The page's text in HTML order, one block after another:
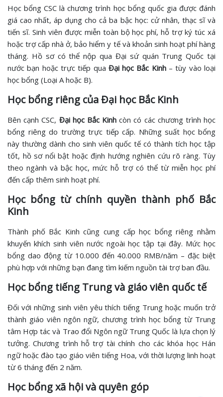
Học bổng CSC là chương trình học bổng quốc gia được đánh
giá cao nhất, áp dụng cho cả ba bậc học: cử nhân, thạc sĩ và
tiến sĩ. Sinh viên được miễn toàn bộ học phí, hỗ trợ ký túc xá
hoặc trợ cấp nhà ở, bảo hiểm y tế và khoản sinh hoạt phí hàng
tháng. Hồ sơ có thể nộp qua Đại sứ quán Trung Quốc tại
nước bạn hoặc trực tiếp qua Đại học Bắc Kinh– tùy vào loại
học bổng (Loại A hoặc B).
Học bổng riêng của Đại học Bắc Kinh
Bên cạnh CSC, Đại học Bắc Kinh còn có các chương trình học
bổng riêng do trường trực tiếp cấp. Những suất học bổng
này thường dành cho sinh viên quốc tế có thành tích học tập
tốt, hồ sơ nổi bật hoặc định hướng nghiên cứu rõ ràng. Tùy
theo ngành và bậc học, mức hỗ trợ có thể từ miễn học phí
đến cấp thêm sinh hoạt phí.
Học bổng từ chính quyền thành phố Bắc
Kinh
Thành phố Bắc Kinh cũng cung cấp học bổng riêng nhằm
khuyến khích sinh viên nước ngoài học tập tại đây. Mức học
bổng dao động từ 10.000 đến 40.000 RMB/năm – đặc biệt
phù hợp với những bạn đang tìm kiếm nguồn tài trợ ban đầu.
Học bổng tiếng Trung và giáo viên quốc tế
Đối với những sinh viên yêu thích tiếng Trung hoặc muốn trở
thành giáo viên ngôn ngữ, chương trình học bổng từ Trung
tâm Hợp tác và Trao đổi Ngôn ngữ Trung Quốc là lựa chọn lý
tưởng. Chương trình hỗ trợ tài chính cho các khóa học Hán
ngữ hoặc đào tạo giáo viên tiếng Hoa, với thời lượng linh hoạt
từ 6 tháng đến 2 năm.
Học bổng xã hội và quyên góp